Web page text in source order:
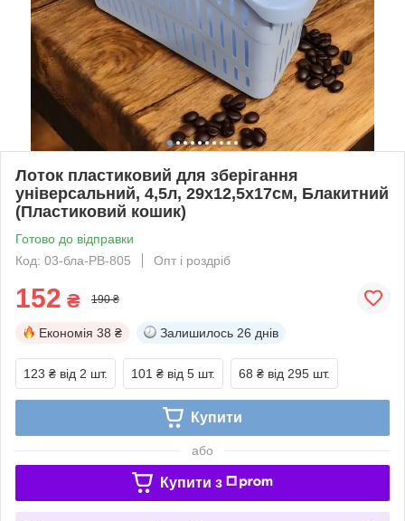
Лоток пластиковий для зберігання
універсальний, 4,5л, 29x12,5x17см, Блакитний
(Пластиковий кошик)
Готово до відправки
Код: 03-бла-PB-805
Опт і роздріб
152 ₴ 190 ₴
Економія 38 ₴ Залишилось 26 днів
123 ₴ від 2 шт. 101 ₴ від 5 шт. 68 ₴ від 295 шт.
Купити
або
Купити з